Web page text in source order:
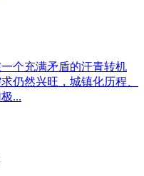
个充满矛盾的汗青转机
仍然兴旺，城镇化历程、
...